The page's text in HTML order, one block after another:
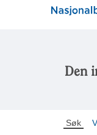
Den
Søk